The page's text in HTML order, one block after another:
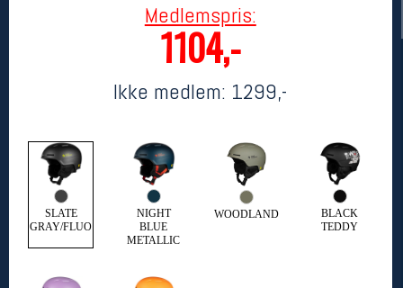
Medlemspris:
1104,-
Ikke medlem: 1299,-
SLATE
GRAY/FLUO
NIGHT
BLUE
METALLIC
WOODLAND
BLACK
TEDDY
Her finner du oss
Oslo Sportslager
Torggata 20
0183 Oslo
Telefon: 23 32 62 00
(telefontid man-fredag klokken 10-13)
Om oss